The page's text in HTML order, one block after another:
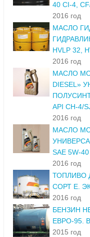
40 CI-4,
2016 год
МАСЛО
HVLP 32,
2016 год
МАСЛО
DIESEL»
API CH-4/
2016 год
МАСЛО
SAE 5W-
2016 год
ТОПЛИВО
СОРТ Е.
2016 год
БЕНЗИН
ЕВРО-95.
2015 год